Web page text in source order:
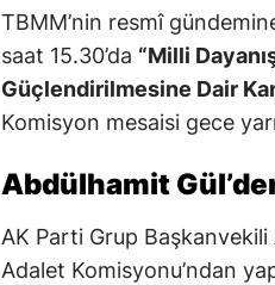
TBMM’nin resmî
saat 15.30’da “Milli
Güçlendirilmesine Dair
Komisyon mesaisi gece
Abdülhamit
AK Parti Grup Başkanvekili
Adalet Komisyonu’ndan